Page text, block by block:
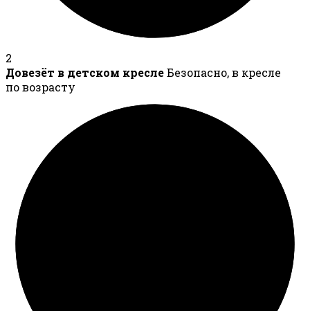
2
Довезёт в детском креслеБезопасно, в кресле
по возрасту